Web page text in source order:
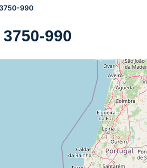
3750-990
990